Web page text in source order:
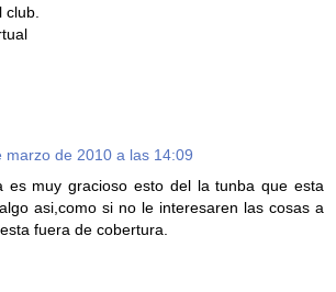
club.
marzo de 2010 a las 14:09
es muy gracioso esto del la tunba que esta
asi,como si no le interesaren las cosas a
fuera de cobertura.